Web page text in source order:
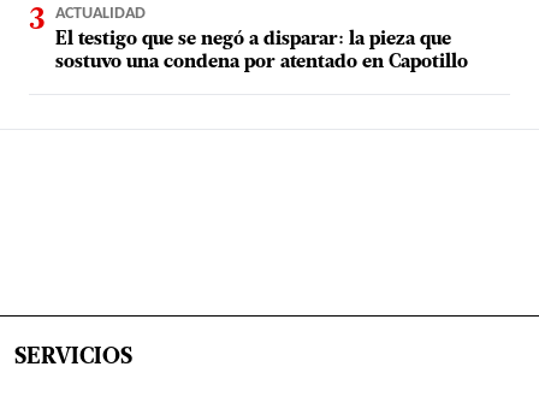
ACTUALIDAD
El testigo que se negó a disparar: la pieza que
sostuvo una condena por atentado en Capotillo
SERVICIOS